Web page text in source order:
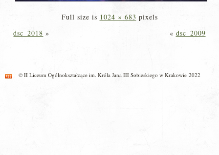
Full size is 1024 × 683 pixels
dsc_2018 » « dsc_2009
© II Liceum Ogólnokształcące im. Króla Jana III Sobieskiego w Krakowie 2022